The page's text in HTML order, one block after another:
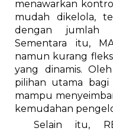
menawarkan
mudah dikelola,
dengan jumlah
Sementara itu,
namun kurang
yang dinamis.
pilihan utama bagi
mampu
kemudahan
Selain itu,